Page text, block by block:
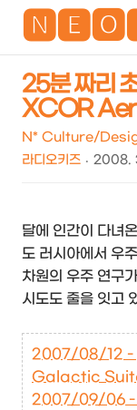
25분 짜리
XCOR
N* Culture/
라디오키즈
2008.
달에 인간이 다녀
도 러시아에서 우
차원의 우주 연구
시도도 줄을 잇고
2007/08/12 -
Galactic
2007/09/06 -